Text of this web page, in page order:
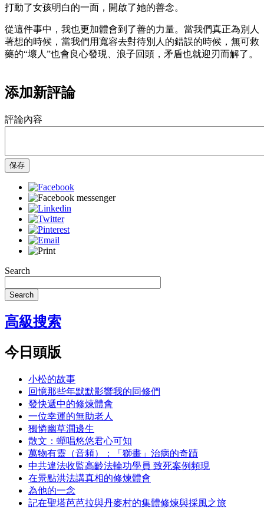
打動了女孩明白的一面，開啟了她的善念。
從這件事中，我也更加體會到了善的力量。當我們真正為別人
著想的時候，當我們用寬容去對待別人的錯誤的時候，無可救
藥的“壞人”也會良心發現、浪子回頭，矛盾也就迎刃而解了。
添加新評論
評論內容
保存
Search
Search
高級搜索
今日頭版
小松的故事
回憶那些年默默影響我的同修們
發快遞中的修煉體會
一位幸運的無助老人
獨憐幽草澗邊生
散文：蟬唱悠悠君心可知
萬物有靈（音頻）：「獅畫」治病的奇蹟
中共違法收監高齡法輪功學員 致死案例頻現
在景點洪法講真相的修煉體會
為他的一念
記在聖塔芭芭拉與丹麥村的集體修煉與採風之旅